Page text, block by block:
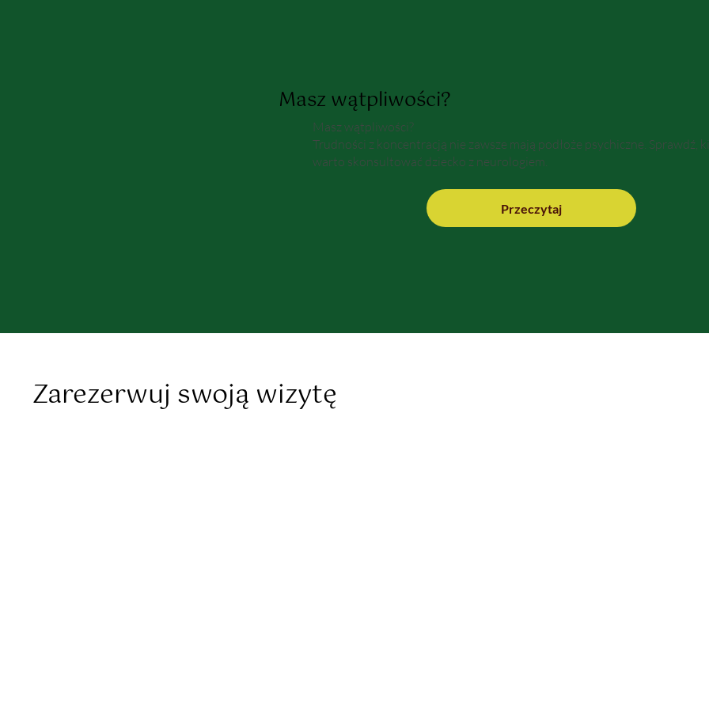
Masz wątpliwości?
Masz wątpliwości?
Trudności z koncentracją nie zawsze mają podłoże psychiczne. Sprawdź,
warto skonsultować dziecko z neurologiem.
Przeczytaj
Zarezerwuj swoją wizytę